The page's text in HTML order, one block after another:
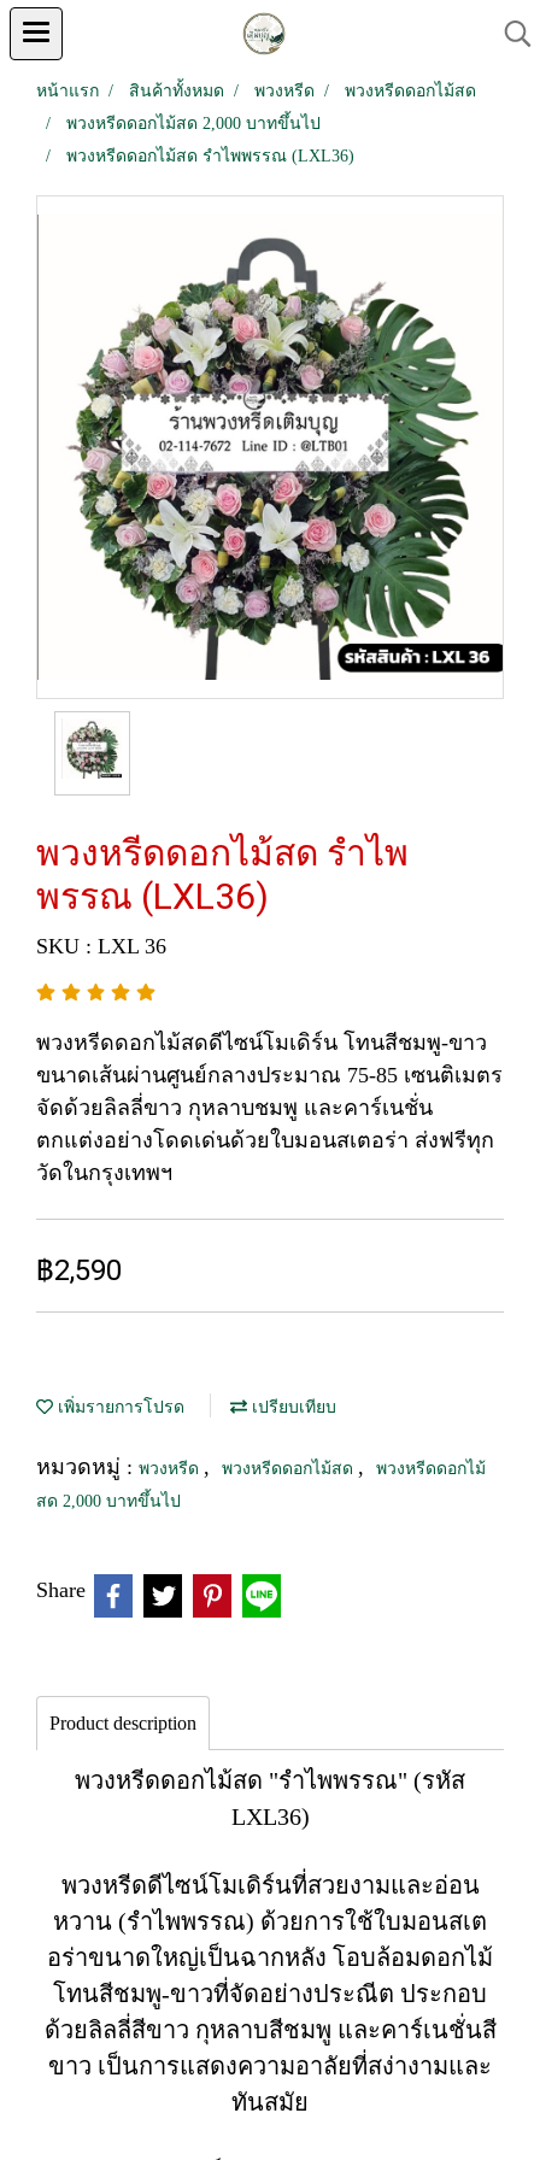
หน้าแรก สินค้าทั้งหมด พวงหรีด
พวงหรีดดอกไม้สด
พวงหรีดดอกไม้สด 2,000 บาทขึ้นไป
พวงหรีดดอกไม้สด รำไพพรรณ (LXL36)
พวงหรีดดอกไม้สด รำไพ
พรรณ (LXL36)
SKU : LXL 36
พวงหรีดดอกไม้สดดีไซน์โมเดิร์น โทนสีชมพู-ขาว
ขนาดเส้นผ่านศูนย์กลางประมาณ 75-85 เซนติเมตร
จัดด้วยลิลลี่ขาว กุหลาบชมพู และคาร์เนชั่น
ตกแต่งอย่างโดดเด่นด้วยใบมอนสเตอร่า ส่งฟรีทุก
วัดในกรุงเทพฯ
฿2,590
เพิ่มรายการโปรด เปรียบเทียบ
หมวดหมู่ : พวงหรีด , พวงหรีดดอกไม้สด ,
พวงหรีดดอกไม้
สด 2,000 บาทขึ้นไป
Share
Product description
พวงหรีดดอกไม้สด "รำไพพรรณ" (รหัส
LXL36)
พวงหรีดดีไซน์โมเดิร์นที่สวยงามและอ่อน
หวาน (รำไพพรรณ) ด้วยการใช้ใบมอนสเต
อร่าขนาดใหญ่เป็นฉากหลัง โอบล้อมดอกไม้
โทนสีชมพู-ขาวที่จัดอย่างประณีต ประกอบ
ด้วยลิลลี่สีขาว กุหลาบสีชมพู และคาร์เนชั่นสี
ขาว เป็นการแสดงความอาลัยที่สง่างามและ
ทันสมัย